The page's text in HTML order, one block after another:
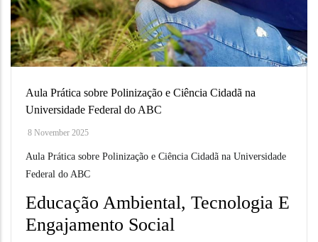
Aula Prática sobre Polinização e Ciência Cidadã na
Universidade Federal do ABC
8 November 2025
Aula Prática sobre Polinização e Ciência Cidadã na Universidade
Federal do ABC
Educação Ambiental, Tecnologia E
Engajamento Social